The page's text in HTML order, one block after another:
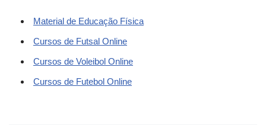
Material de Educação Física
Cursos de Futsal Online
Cursos de Voleibol Online
Cursos de Futebol Online